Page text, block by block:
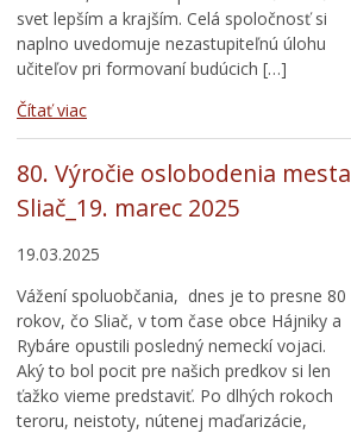
svet lepším a krajším. Celá spoločnosť si
naplno uvedomuje nezastupiteľnú úlohu
učiteľov pri formovaní budúcich […]
Čítať viac
80. Výročie oslobodenia mesta
Sliač_19. marec 2025
19.03.2025
Vážení spoluobčania, dnes je to presne 80
rokov, čo Sliač, v tom čase obce Hájniky a
Rybáre opustili posledný nemeckí vojaci.
Aký to bol pocit pre našich predkov si len
ťažko vieme predstaviť. Po dlhých rokoch
teroru, neistoty, nútenej maďarizácie,